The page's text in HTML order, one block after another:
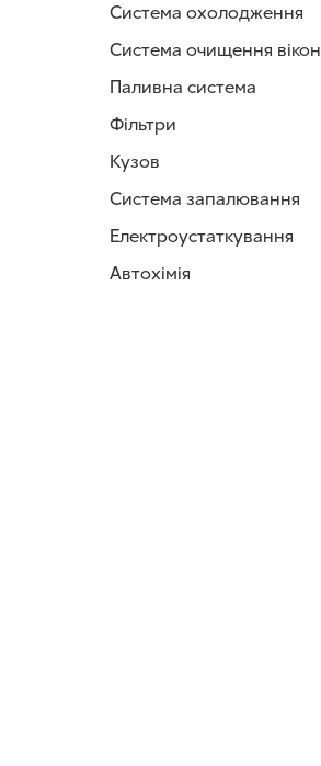
Система охолодження
Система очищення вікон
Паливна система
Фільтри
Кузов
Система запалювання
Електроустаткування
Автохімія